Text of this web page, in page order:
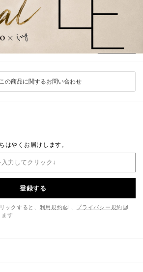
この商品に関するお問い合わせ
はやくお届けします。
登録する
ックすると、 利用規約
プライバシー規約
す